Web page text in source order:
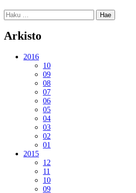
Haku:
Arkisto
2016
10
09
08
07
06
05
04
03
02
01
2015
12
11
10
09